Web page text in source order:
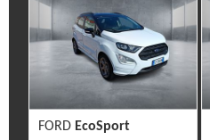
FORD EcoSport